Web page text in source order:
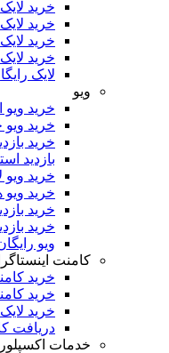
خرید
خرید
خرید
خرید
لایک
ویو
خرید ویو
خرید ویو
خرید
بازدید
خرید ویو
خرید ویو
خرید
خرید
ویو
کامنت
خرید
خرید
خرید
دریافت
خدمات اکسپلور